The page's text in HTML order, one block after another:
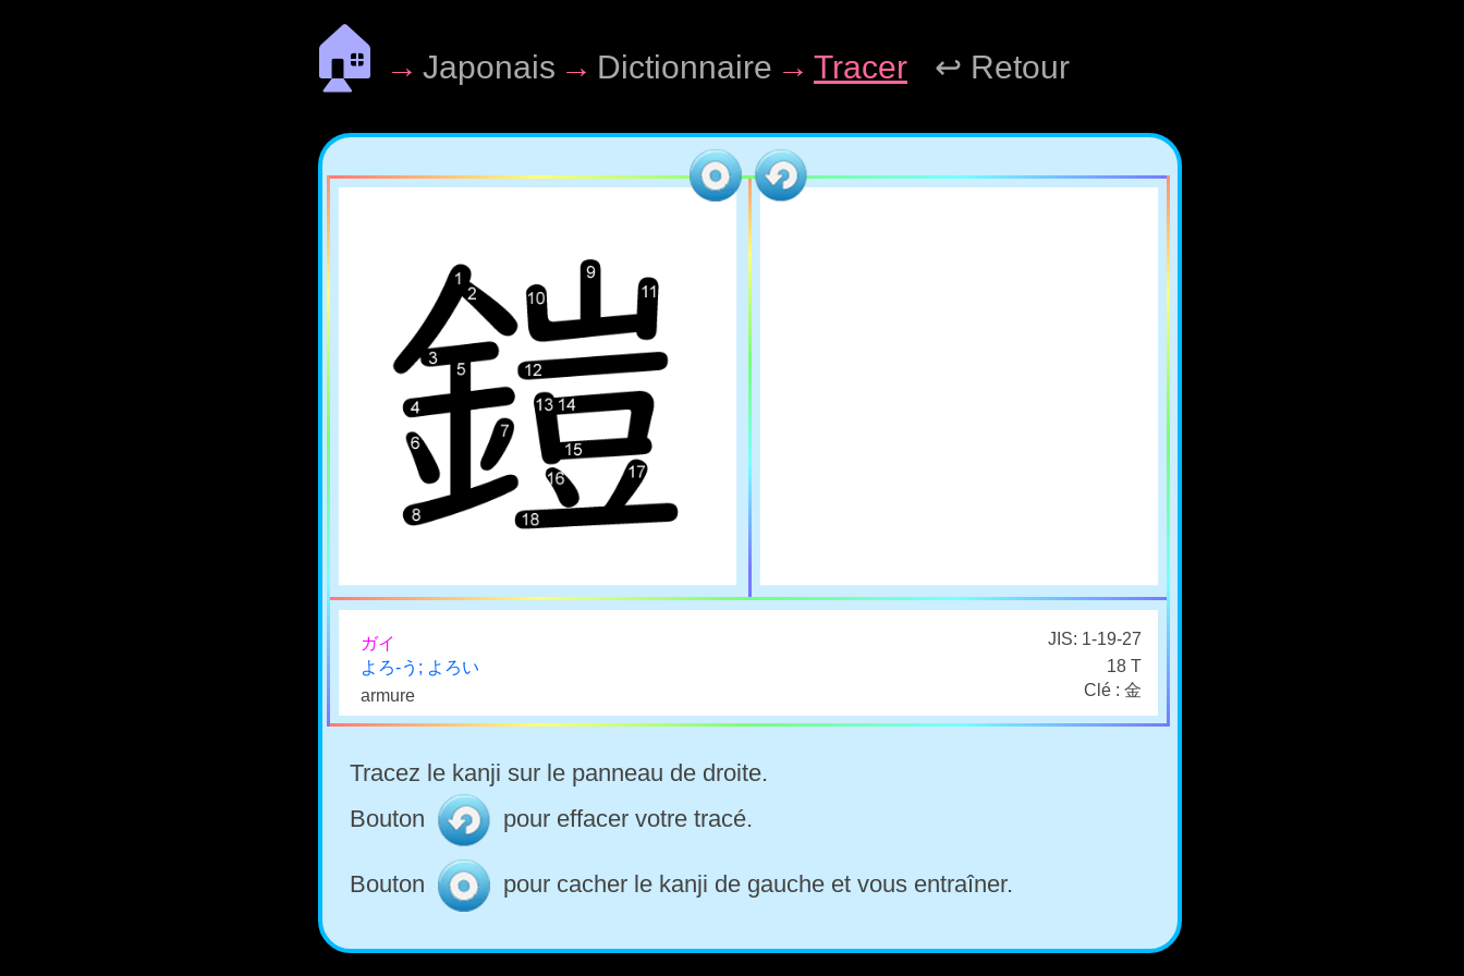
🏠 → Japonais → Dictionnaire → Tracer ↩ Retour
ガイ
JIS: 1-19-27
よろ-う; よろい
18 T
armure
Clé : 金
Tracez le kanji sur le panneau de droite.
Bouton
pour effacer votre tracé.
Bouton pour cacher le kanji de gauche et vous entraîner.